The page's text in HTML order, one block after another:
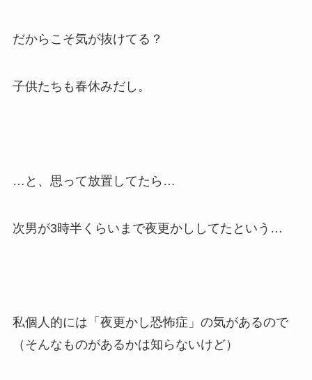
だからこそ気が抜けてる？
子供たちも春休みだし。
…と、思って放置してたら…
次男が3時半くらいまで夜更かししてたという…
私個人的には「夜更かし恐怖症」の気があるので
（そんなものがあるかは知らないけど）